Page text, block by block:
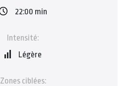
22:00 min
Intensité:
Légère
Zones ciblées: